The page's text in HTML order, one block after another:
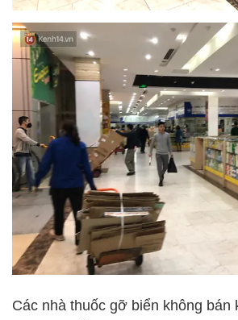
Các nhà thuốc gỡ biển không bán